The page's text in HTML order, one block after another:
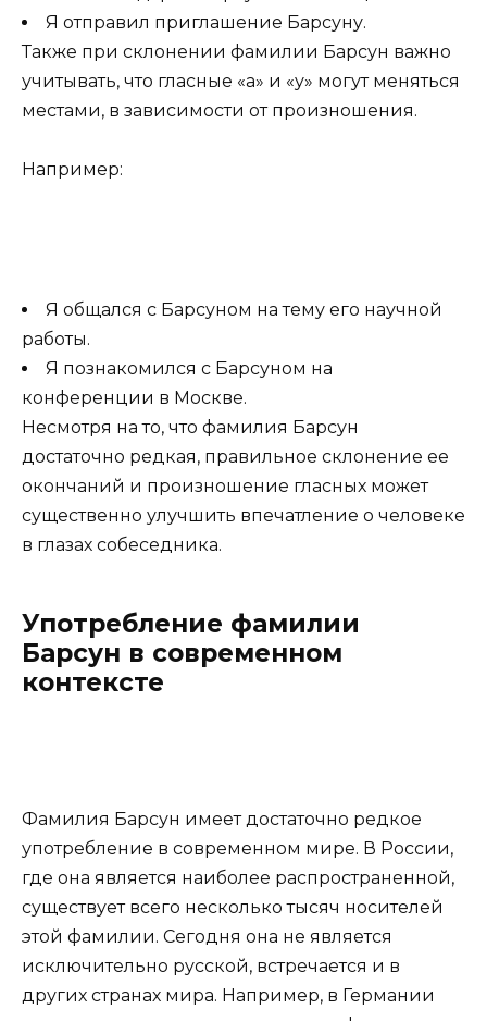
Я отправил приглашение Барсуну.
Также при склонении фамилии Барсун важно
учитывать, что гласные «а» и «у» могут меняться
местами, в зависимости от произношения.
Например:
Я общался с Барсуном на тему его научной
работы.
Я познакомился с Барсуном на
конференции в Москве.
Несмотря на то, что фамилия Барсун
достаточно редкая, правильное склонение ее
окончаний и произношение гласных может
существенно улучшить впечатление о человеке
в глазах собеседника.
Употребление фамилии
Барсун в современном
контексте
Фамилия Барсун имеет достаточно редкое
употребление в современном мире. В России,
где она является наиболее распространенной,
существует всего несколько тысяч носителей
этой фамилии. Сегодня она не является
исключительно русской, встречается и в
других странах мира. Например, в Германии